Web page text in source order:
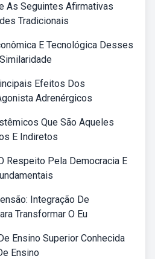
As Seguintes Afirmativas
Tradicionais
E Tecnológica Desses
Efeitos Dos
Adrenérgicos
Que São Aqueles
E Indiretos
Respeito Pela Democracia E
Integração De
Transformar O Eu
Ensino Superior Conhecida
Ensino